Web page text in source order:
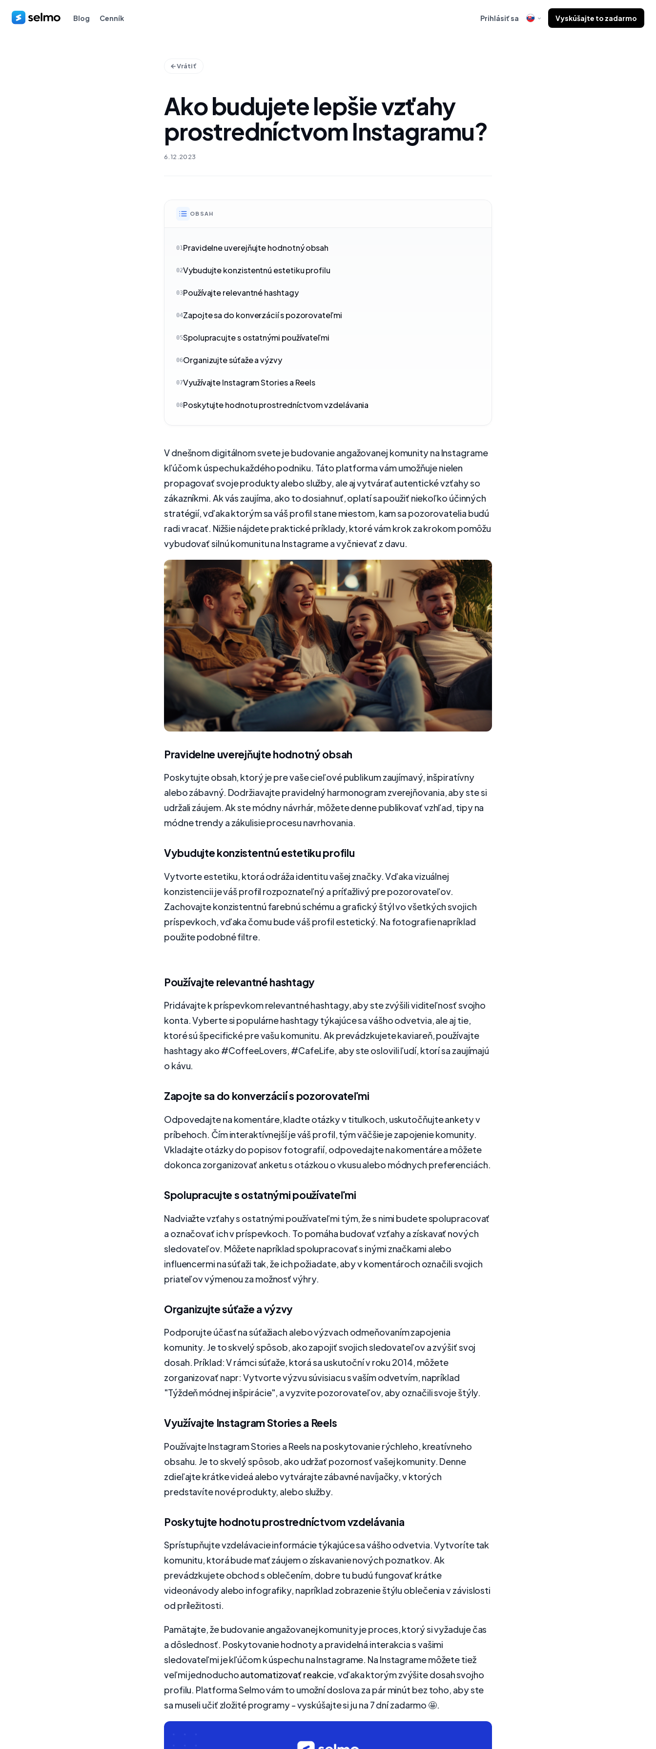
Blog Cenník Prihlásiť sa Vyskúšajte to zadarmo
Vrátiť
Ako budujete lepšie vzťahy
prostredníctvom Instagramu?
6.12.2023
OBSAH
01Pravidelne uverejňujte hodnotný obsah
02Vybudujte konzistentnú estetiku profilu
03Používajte relevantné hashtagy
04Zapojte sa do konverzácií s pozorovateľmi
05Spolupracujte s ostatnými používateľmi
06Organizujte súťaže a výzvy
07Využívajte Instagram Stories a Reels
08Poskytujte hodnotu prostredníctvom vzdelávania
V dnešnom digitálnom svete je budovanie angažovanej komunity na Instagrame
kľúčom k úspechu každého podniku. Táto platforma vám umožňuje nielen
propagovať svoje produkty alebo služby, ale aj vytvárať autentické vzťahy so
zákazníkmi. Ak vás zaujíma, ako to dosiahnuť, oplatí sa použiť niekoľko účinných
stratégií, vďaka ktorým sa váš profil stane miestom, kam sa pozorovatelia budú
radi vracať. Nižšie nájdete praktické príklady, ktoré vám krok za krokom pomôžu
vybudovať silnú komunitu na Instagrame a vyčnievať z davu.
Pravidelne uverejňujte hodnotný obsah
Poskytujte obsah, ktorý je pre vaše cieľové publikum zaujímavý, inšpiratívny
alebo zábavný. Dodržiavajte pravidelný harmonogram zverejňovania, aby ste si
udržali záujem. Ak ste módny návrhár, môžete denne publikovať vzhľad, tipy na
módne trendy a zákulisie procesu navrhovania.
Vybudujte konzistentnú estetiku profilu
Vytvorte estetiku, ktorá odráža identitu vašej značky. Vďaka vizuálnej
konzistencii je váš profil rozpoznateľný a príťažlivý pre pozorovateľov.
Zachovajte konzistentnú farebnú schému a grafický štýl vo všetkých svojich
príspevkoch, vďaka čomu bude váš profil estetický. Na fotografie napríklad
použite podobné filtre.
Používajte relevantné hashtagy
Pridávajte k príspevkom relevantné hashtagy, aby ste zvýšili viditeľnosť svojho
konta. Vyberte si populárne hashtagy týkajúce sa vášho odvetvia, ale aj tie,
ktoré sú špecifické pre vašu komunitu. Ak prevádzkujete kaviareň, používajte
hashtagy ako #CoffeeLovers, #CafeLife, aby ste oslovili ľudí, ktorí sa zaujímajú
o kávu.
Zapojte sa do konverzácií s pozorovateľmi
Odpovedajte na komentáre, kladte otázky v titulkoch, uskutočňujte ankety v
príbehoch. Čím interaktívnejší je váš profil, tým väčšie je zapojenie komunity.
Vkladajte otázky do popisov fotografií, odpovedajte na komentáre a môžete
dokonca zorganizovať anketu s otázkou o vkusu alebo módnych preferenciách.
Spolupracujte s ostatnými používateľmi
Nadviažte vzťahy s ostatnými používateľmi tým, že s nimi budete spolupracovať
a označovať ich v príspevkoch. To pomáha budovať vzťahy a získavať nových
sledovateľov. Môžete napríklad spolupracovať s inými značkami alebo
influencermi na súťaži tak, že ich požiadate, aby v komentároch označili svojich
priateľov výmenou za možnosť výhry.
Organizujte súťaže a výzvy
Podporujte účasť na súťažiach alebo výzvach odmeňovaním zapojenia
komunity. Je to skvelý spôsob, ako zapojiť svojich sledovateľov a zvýšiť svoj
dosah. Príklad: V rámci súťaže, ktorá sa uskutoční v roku 2014, môžete
zorganizovať napr: Vytvorte výzvu súvisiacu s vaším odvetvím, napríklad
"Týždeň módnej inšpirácie", a vyzvite pozorovateľov, aby označili svoje štýly.
Využívajte Instagram Stories a Reels
Používajte Instagram Stories a Reels na poskytovanie rýchleho, kreatívneho
obsahu. Je to skvelý spôsob, ako udržať pozornosť vašej komunity. Denne
zdieľajte krátke videá alebo vytvárajte zábavné navíjačky, v ktorých
predstavíte nové produkty, alebo služby.
Poskytujte hodnotu prostredníctvom vzdelávania
Sprístupňujte vzdelávacie informácie týkajúce sa vášho odvetvia. Vytvoríte tak
komunitu, ktorá bude mať záujem o získavanie nových poznatkov. Ak
prevádzkujete obchod s oblečením, dobre tu budú fungovať krátke
videonávody alebo infografiky, napríklad zobrazenie štýlu oblečenia v závislosti
od príležitosti.
Pamätajte, že budovanie angažovanej komunity je proces, ktorý si vyžaduje čas
a dôslednosť. Poskytovanie hodnoty a pravidelná interakcia s vašimi
sledovateľmi je kľúčom k úspechu na Instagrame. Na Instagrame môžete tiež
veľmi jednoduchoautomatizovať reakcie, vďaka ktorým zvýšite dosah svojho
profilu. Platforma Selmo vám to umožní doslova za pár minút bez toho, aby ste
sa museli učiť zložité programy - vyskúšajte si ju na 7 dní zadarmo 🤩.